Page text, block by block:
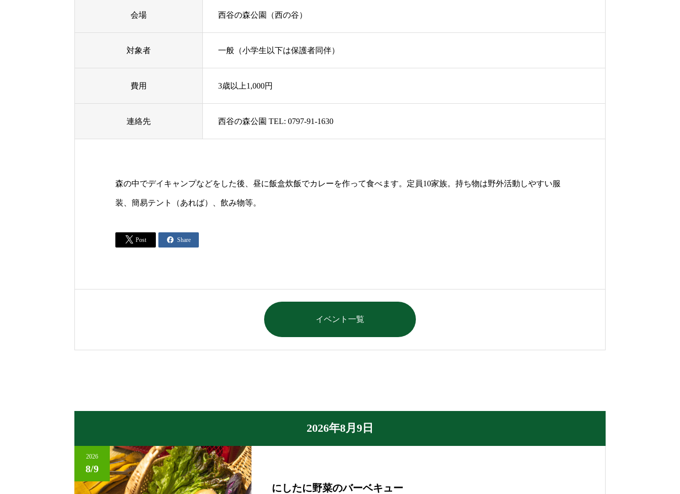
会場 西谷の森公園（西の谷）
対象者 一般（小学生以下は保護者同伴）
費用 3歳以上1,000円
連絡先 西谷の森公園 TEL: 0797-91-1630
森の中でデイキャンプなどをした後、昼に飯盒炊飯でカレーを作って食べます。定員10家族。持ち物は野外活動しやすい服
装、簡易テント（あれば）、飲み物等。
 Post  Share
イベント一覧
2026年8月9日
2026
8/9
にしたに野菜のバーベキュー